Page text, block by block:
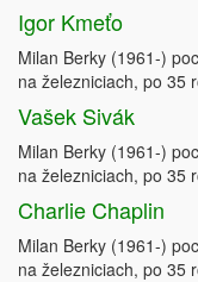
Igor Kmeťo
Milan Berky (1961-)
na železniciach, po 35
Vašek Sivák
Milan Berky (1961-)
na železniciach, po 35
Charlie Chaplin
Milan Berky (1961-)
na železniciach, po 35